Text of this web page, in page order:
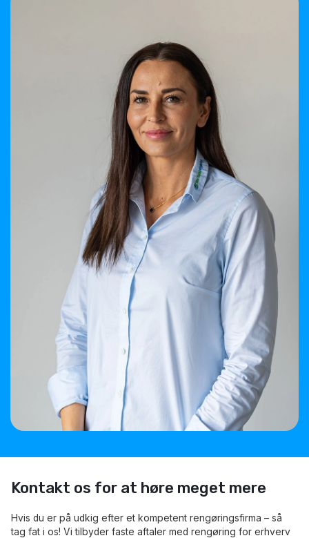
Kontakt os for at høre meget mere
Hvis du er på udkig efter et kompetent rengøringsfirma – så
tag fat i os! Vi tilbyder faste aftaler med rengøring for erhverv